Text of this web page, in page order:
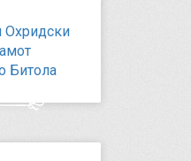
Охридски
Битола